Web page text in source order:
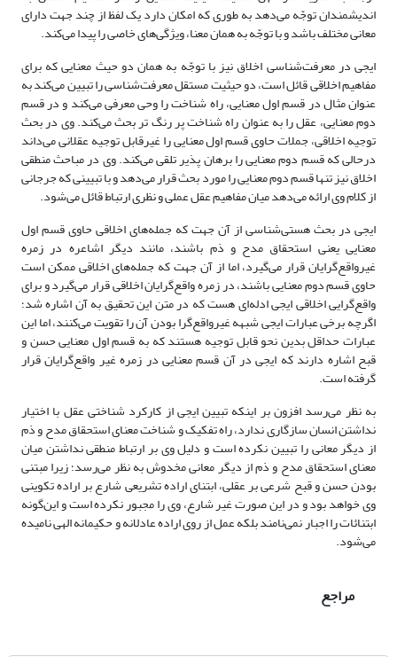
اندیشمندان توجّه می‌دهد به طوری که امکان دارد یک لفظ از چند جهت دارای
معانی مختلف باشد و با توجّه به همان معنا، ویژگی‌های خاصی را پیدا می‌کند.
ایجی در معرفت‌شناسی اخلاق نیز با توجّه به همان دو حیث معنایی که برای
مفاهیم اخلاقی قائل است، دو حیثیت مستقل معرفت‌شناسی را تبیین می‌کند به
عنوان مثال در قسم اول معنایی، راه شناخت را وحی معرفی می‌کند و در قسم
دوم معنایی، عقل را به عنوان راه شناخت پر رنگ تر بحث می‌کند. وی در بحث
توجیه اخلاقی، جملات حاوی قسم اول معنایی را غیرقابل توجیه عقلانی می‌داند
درحالی که قسم دوم معنایی را برهان پذیر تلقی می‌کند. وی در مباحث منطقی
اخلاق نیز تنها قسم دوم معنایی را مورد بحث قرار می‌دهد و با تبیینی که جرجانی
از کلام وی ارائه می‌دهد میان مفاهیم عقل عملی و نظری ارتباط قائل می‌شود.
ایجی در بحث هستی‌شناسی از آن جهت که جمله‌های اخلاقی حاوی قسم اول
معنایی یعنی استحقاق مدح و ذم باشند، مانند دیگر اشاعره در زمره
غیرواقع‌گرایان قرار می‌گیرد، اما از آن جهت که جمله‌های اخلاقی ممکن است
حاوی قسم دوم معنایی باشند، در زمره واقع‌گرایان اخلاقی قرار می‌گیرد و برای
واقع‌گرایی اخلاقی ایجی ادله‌ای هست که در متن این تحقیق به آن اشاره شد؛
اگرچه برخی عبارات ایجی شبهه غیرواقع‌گرا ‌بودن آن را تقویت می‌کنند، اما این
عبارات حداقل بدین نحو قابل توجیه هستند که به قسم اول معنایی حسن و
قبح اشاره دارند که ایجی در آن قسم معنایی در زمره غیر واقع‌گرایان قرار
گرفته است.
به نظر می‌رسد افزون بر اینکه تبیین ایجی از کارکرد شناختی عقل با اختیار
نداشتن انسان سازگاری ندارد، راه تفکیک و شناخت معنای استحقاق مدح و ذم
از دیگر معانی را تبیین نکرده است و دلیل وی بر ارتباط منطقی نداشتن میان
معنای استحقاق مدح و ذم از دیگر معانی مخدوش به نظر می‌رسد؛ زیرا مبتنی
بودن حسن و قبح شرعی بر عقلی، ابتنای اراده تشریعی شارع بر اراده تکوینی
وی خواهد بود و در این صورت غیر شارع، وی را مجبور نکرده است و این‌گونه
ابتنائات را اجبار نمی‌نامند بلکه عمل از روی اراده عادلانه و حکیمانه الهی نامیده
می‌شود.
مراجع